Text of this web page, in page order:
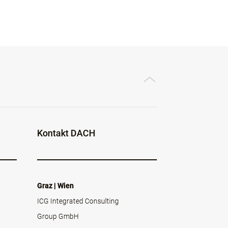
Kontakt DACH
Graz | Wien
ICG Integrated Consulting
Group GmbH